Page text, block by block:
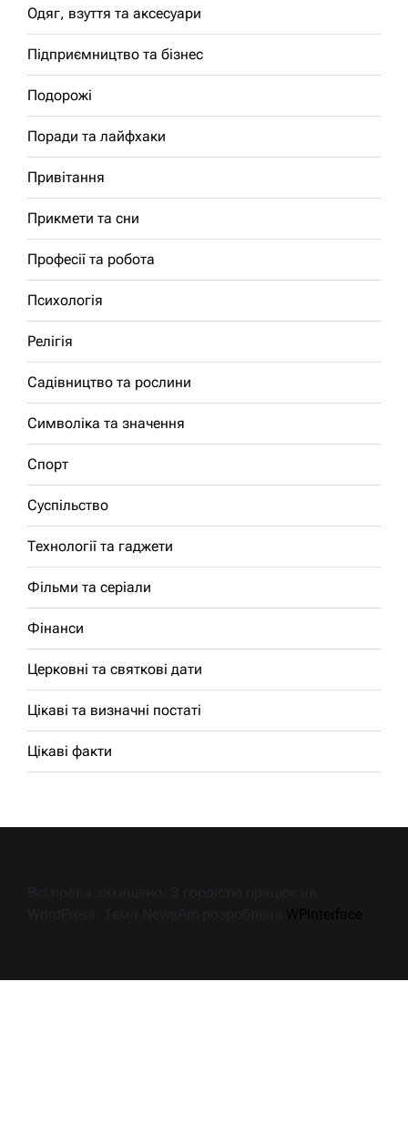
Одяг, взуття та аксесуари
Підприємництво та бізнес
Подорожі
Поради та лайфхаки
Привітання
Прикмети та сни
Професії та робота
Психологія
Релігія
Садівництво та рослини
Символіка та значення
Спорт
Суспільство
Технології та гаджети
Фільми та серіали
Фінанси
Церковні та святкові дати
Цікаві та визначні постаті
Цікаві факти